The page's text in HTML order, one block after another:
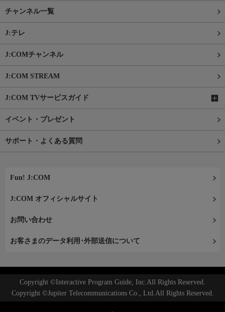
チャンネル一覧
J:テレ
J:COMチャンネル
J:COM STREAM
J:COM TVサービスガイド
イベント・プレゼント
サポート・よくある質問
Fun! J:COM
J:COM オフィシャルサイト
お問い合わせ
お客さまのデータ利用･外部送信について
Copyright ©Interactive Program Guide, Inc.All Rights Reserved.
Copyright ©Jupiter Telecommunications Co., Ltd.All Rights Reserved.